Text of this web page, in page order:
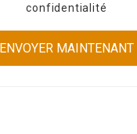
confidentialité